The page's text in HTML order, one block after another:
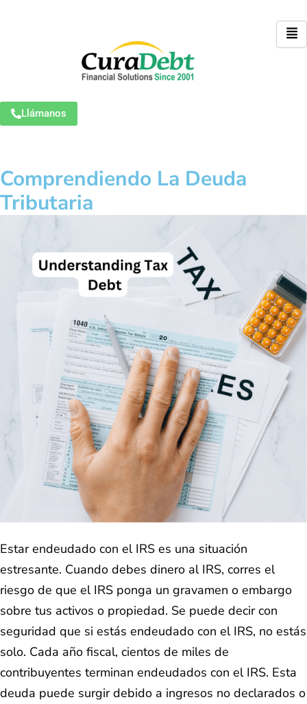
Llámanos
Comprendiendo La Deuda
Tributaria
Estar endeudado con el IRS es una situación
estresante. Cuando debes dinero al IRS, corres el
riesgo de que el IRS ponga un gravamen o embargo
sobre tus activos o propiedad. Se puede decir con
seguridad que si estás endeudado con el IRS, no estás
solo. Cada año fiscal, cientos de miles de
contribuyentes terminan endeudados con el IRS. Esta
deuda puede surgir debido a ingresos no declarados o